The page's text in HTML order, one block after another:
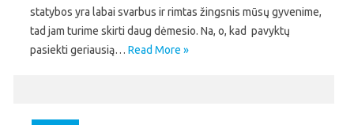
statybos yra labai svarbus ir rimtas žingsnis mūsų gyvenime,
tad jam turime skirti daug dėmesio. Na, o, kad pavyktų
pasiekti geriausią… Read More »